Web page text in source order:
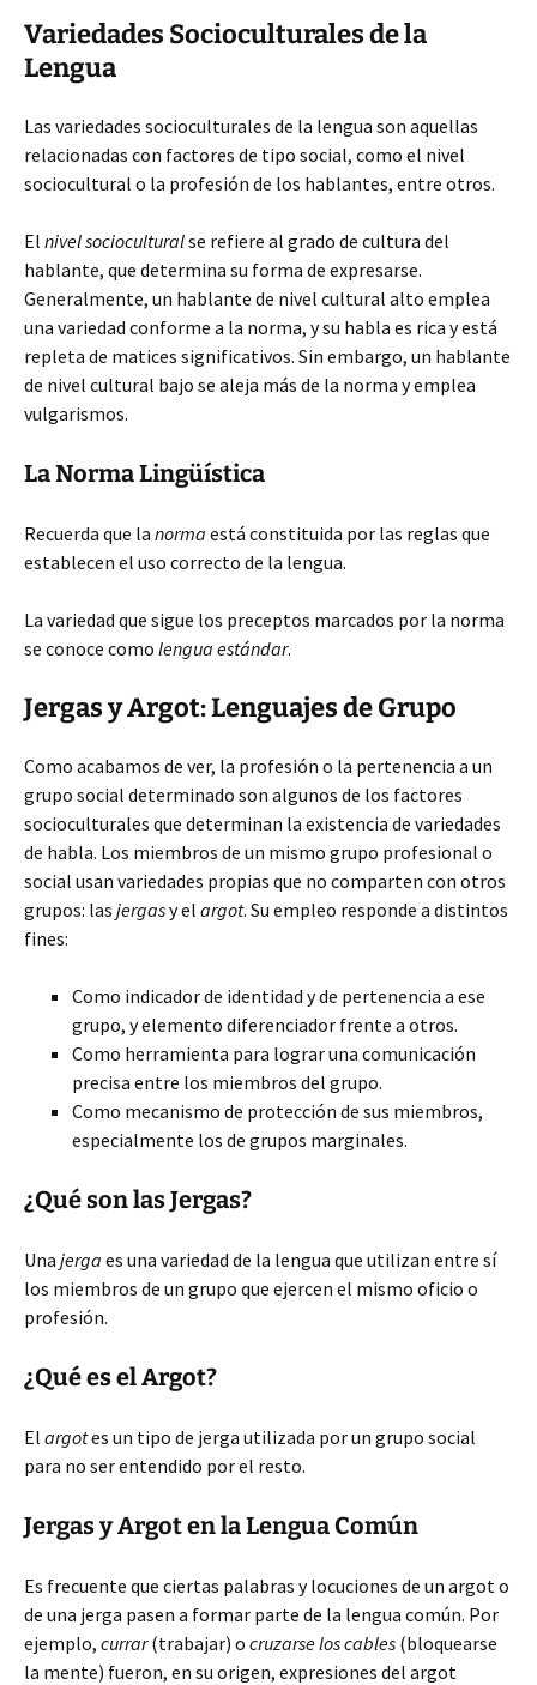
Variedades Socioculturales de la
Lengua
Las variedades socioculturales de la lengua son aquellas
relacionadas con factores de tipo social, como el nivel
sociocultural o la profesión de los hablantes, entre otros.
El nivel socioculturalse refiere al grado de cultura del
hablante, que determina su forma de expresarse.
Generalmente, un hablante de nivel cultural alto emplea
una variedad conforme a la norma, y su habla es rica y está
repleta de matices significativos. Sin embargo, un hablante
de nivel cultural bajo se aleja más de la norma y emplea
vulgarismos.
La Norma Lingüística
Recuerda que la norma está constituida por las reglas que
establecen el uso correcto de la lengua.
La variedad que sigue los preceptos marcados por la norma
se conoce como lengua estándar.
Jergas y Argot: Lenguajes de Grupo
Como acabamos de ver, la profesión o la pertenencia a un
grupo social determinado son algunos de los factores
socioculturales que determinan la existencia de variedades
de habla. Los miembros de un mismo grupo profesional o
social usan variedades propias que no comparten con otros
grupos: las jergasy el argot. Su empleo responde a distintos
fines:
Como indicador de identidad y de pertenencia a ese
grupo, y elemento diferenciador frente a otros.
Como herramienta para lograr una comunicación
precisa entre los miembros del grupo.
Como mecanismo de protección de sus miembros,
especialmente los de grupos marginales.
¿Qué son las Jergas?
Una jerga es una variedad de la lengua que utilizan entre sí
los miembros de un grupo que ejercen el mismo oficio o
profesión.
¿Qué es el Argot?
El argotes un tipo de jerga utilizada por un grupo social
para no ser entendido por el resto.
Jergas y Argot en la Lengua Común
Es frecuente que ciertas palabras y locuciones de un argot o
de una jerga pasen a formar parte de la lengua común. Por
ejemplo, currar(trabajar) o cruzarse los cables (bloquearse
la mente) fueron, en su origen, expresiones del argot